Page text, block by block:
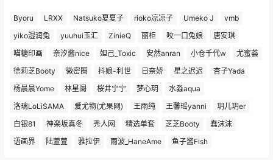
Byoru LRXX Natsuko夏夏子 rioko凉凉子 Umeko J
vmb
yiko湿润兔
yuuhui玉汇 ZinieQ 丽柜 咬一口兔娘
唐安琪
喵糖印画
奈汐酱nice 妲己_Toxic 安然anran 小仓千代w
尤蜜荟
徐莉芝Booty
微密圈 抖娘-利世 日奈娇 星之迟迟
杏子Yada
杨晨晨Yome
林星阑 桜井宁宁 梦心玥
水淼aqua
洛璃LoLiSAMA
爱尤物(尤果网) 王雨纯 王馨瑶yanni
玥儿玥er
白银81
神楽坂真冬 秀人网 精选单套 芝芝Booty
蠢沫沫
语画界
陆萱萱 雅拉伊 雨波_HaneAme 鱼子酱Fish